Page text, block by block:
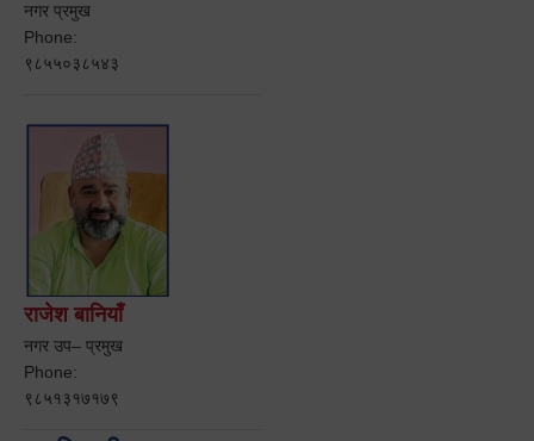
नगर प्रमुख
Phone:
९८५५०३८५४३
राजेश बानियाँ
नगर उप– प्रमुख
Phone:
९८५१३१७१७९